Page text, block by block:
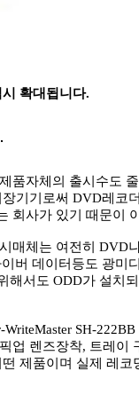
확대됩니다.
품자체의 출시수도
기기로써 DVD레코
회사가 있기 때문이
매체는 여전히 DVD
버 데이터등도 광미
해서도 ODD가 설치
SH-
업 렌즈장착, 트레이
제품이며 실제 레코